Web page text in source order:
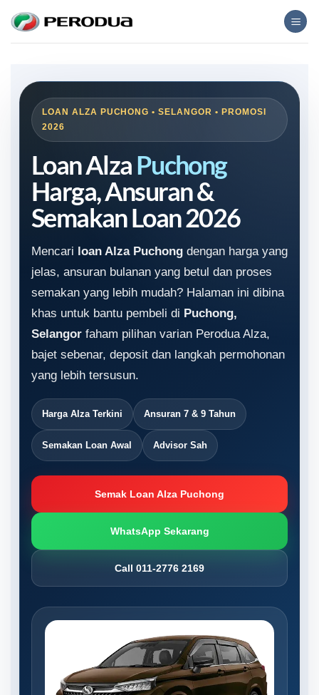
content
LOAN ALZA PUCHONG • SELANGOR • PROMOSI
2026
Loan AlzaPuchong
Harga, Ansuran &
Semakan Loan 2026
Mencari loan Alza Puchong dengan harga yang
jelas, ansuran bulanan yang betul dan proses
semakan yang lebih mudah? Halaman ini dibina
khas untuk bantu pembeli di Puchong,
Selangor faham pilihan varian Perodua Alza,
bajet sebenar, deposit dan langkah permohonan
yang lebih tersusun.
Harga Alza Terkini Ansuran 7 & 9 Tahun
Semakan Loan Awal Advisor Sah
Semak Loan Alza Puchong
WhatsApp Sekarang
Call 011-2776 2169